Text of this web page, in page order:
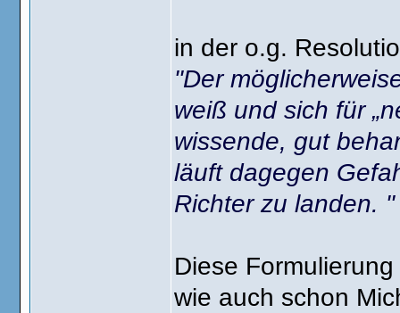
in der o.g.
"Der
weiß und sich für
wissende, gut
läuft dagegen
Richter zu landen. "
Diese
wie auch schon